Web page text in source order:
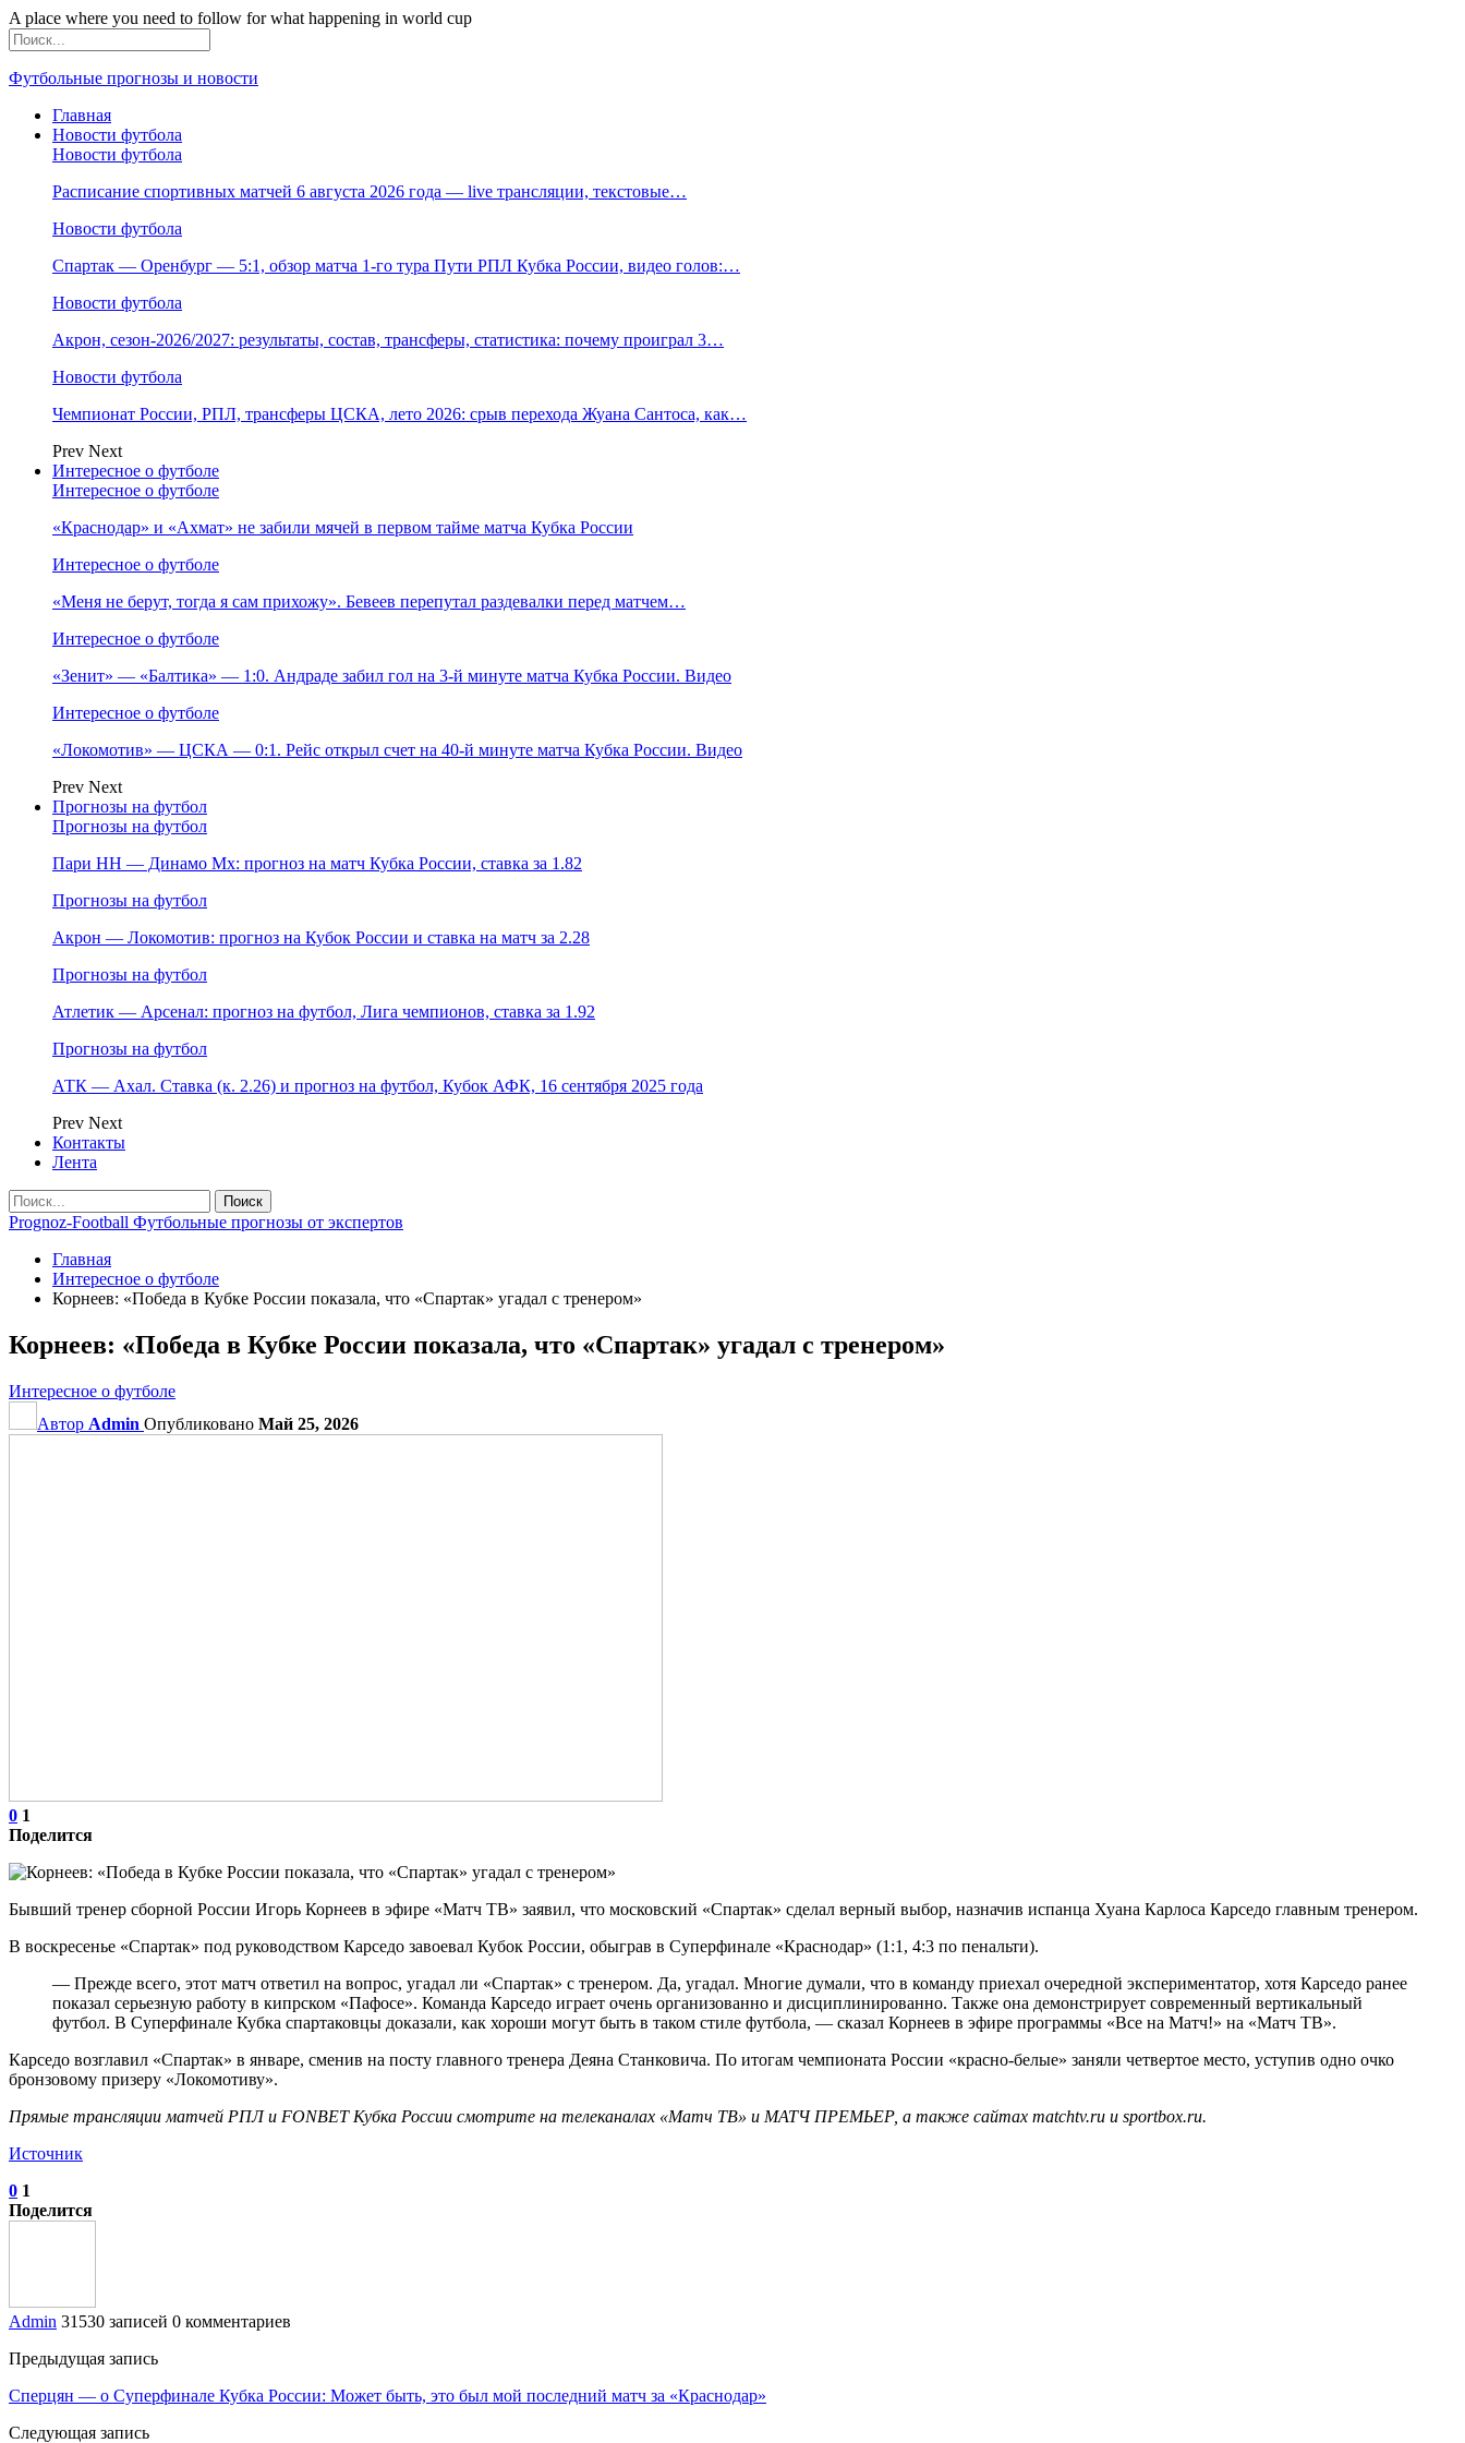
A place where you need to follow for what happening in world cup
Футбольные прогнозы и новости
Главная
Новости футбола
Новости футбола
Расписание спортивных матчей 6 августа 2026 года — live трансляции, текстовые…
Новости футбола
Спартак — Оренбург — 5:1, обзор матча 1-го тура Пути РПЛ Кубка России, видео голов:…
Новости футбола
Акрон, сезон-2026/2027: результаты, состав, трансферы, статистика: почему проиграл 3…
Новости футбола
Чемпионат России, РПЛ, трансферы ЦСКА, лето 2026: срыв перехода Жуана Сантоса, как…
Prev Next
Интересное о футболе
Интересное о футболе
«Краснодар» и «Ахмат» не забили мячей в первом тайме матча Кубка России
Интересное о футболе
«Меня не берут, тогда я сам прихожу». Бевеев перепутал раздевалки перед матчем…
Интересное о футболе
«Зенит» — «Балтика» — 1:0. Андраде забил гол на 3‑й минуте матча Кубка России. Видео
Интересное о футболе
«Локомотив» — ЦСКА — 0:1. Рейс открыл счет на 40‑й минуте матча Кубка России. Видео
Prev Next
Прогнозы на футбол
Прогнозы на футбол
Пари НН — Динамо Мх: прогноз на матч Кубка России, ставка за 1.82
Прогнозы на футбол
Акрон — Локомотив: прогноз на Кубок России и ставка на матч за 2.28
Прогнозы на футбол
Атлетик — Арсенал: прогноз на футбол, Лига чемпионов, ставка за 1.92
Прогнозы на футбол
АТК — Ахал. Ставка (к. 2.26) и прогноз на футбол, Кубок АФК, 16 сентября 2025 года
Prev Next
Контакты
Лента
Prognoz-Football Футбольные прогнозы от экспертов
Главная
Интересное о футболе
Корнеев: «Победа в Кубке России показала, что «Спартак» угадал с тренером»
Корнеев: «Победа в Кубке России показала, что «Спартак» угадал с тренером»
Интересное о футболе
Автор Admin Опубликовано Май 25, 2026
0 1
Поделится
Бывший тренер сборной России Игорь Корнеев в эфире «Матч ТВ» заявил, что московский «Спартак» сделал верный выбор, назначив испанца Хуана Карлоса Карседо главным тренером.
В воскресенье «Спартак» под руководством Карседо завоевал Кубок России, обыграв в Суперфинале «Краснодар» (1:1, 4:3 по пенальти).
— Прежде всего, этот матч ответил на вопрос, угадал ли «Спартак» с тренером. Да, угадал. Многие думали, что в команду приехал очередной экспериментатор, хотя Карседо ранее
показал серьезную работу в кипрском «Пафосе». Команда Карседо играет очень организованно и дисциплинированно. Также она демонстрирует современный вертикальный
футбол. В Суперфинале Кубка спартаковцы доказали, как хороши могут быть в таком стиле футбола, — сказал Корнеев в эфире программы «Все на Матч!» на «Матч ТВ».
Карседо возглавил «Спартак» в январе, сменив на посту главного тренера Деяна Станковича. По итогам чемпионата России «красно‑белые» заняли четвертое место, уступив одно очко
бронзовому призеру «Локомотиву».
Прямые трансляции матчей РПЛ и FONBET Кубка России смотрите на телеканалах «Матч ТВ» и МАТЧ ПРЕМЬЕР, а также сайтах matchtv.ru и sportbox.ru.
Источник
0 1
Поделится
Admin 31530 записей 0 комментариев
Предыдущая запись
Сперцян — о Суперфинале Кубка России: Может быть, это был мой последний матч за «Краснодар»
Следующая запись